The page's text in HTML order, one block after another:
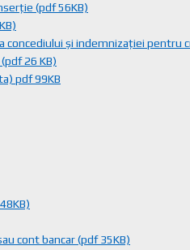
(pdf 56KB)
și indemnizației pentru
26 KB)
pdf 99KB
cont bancar (pdf 35KB)